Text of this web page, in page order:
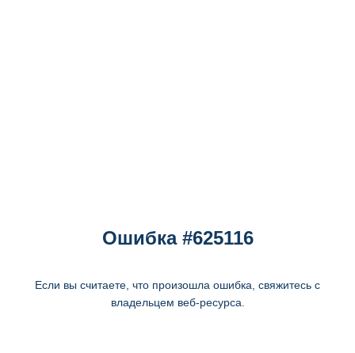
Ошибка #625116
Если вы считаете, что произошла ошибка, свяжитесь с
владельцем веб-ресурса.